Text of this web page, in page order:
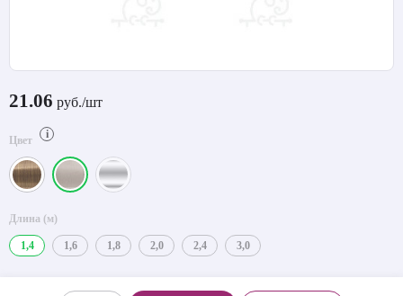
21.06 руб./шт
Цвет i
Длина (м)
1,4 1,6 1,8 2,0 2,4 3,0